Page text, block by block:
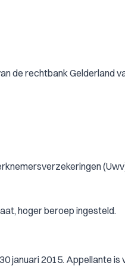
de rechtbank Gelderland
hoger beroep ingesteld.
januari 2015. Appellante is